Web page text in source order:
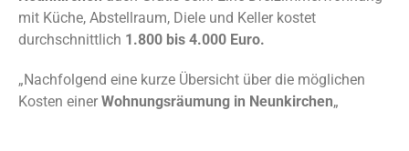
mit Küche, Abstellraum, Diele und Keller kostet
durchschnittlich 1.800 bis 4.000 Euro.
„Nachfolgend eine kurze Übersicht über die möglichen
Kosten einer Wohnungsräumung in Neunkirchen„